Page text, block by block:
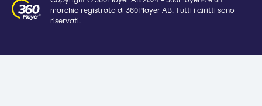
marchio registrato di 360Player AB. Tutti i diritti sono
riservati.